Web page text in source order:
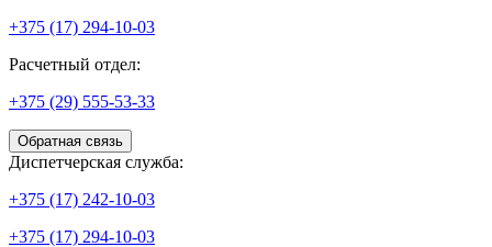
+375 (17) 294-10-03
Расчетный отдел:
+375 (29) 555-53-33
Обратная связь
Диспетчерская служба:
+375 (17) 242-10-03
+375 (17) 294-10-03